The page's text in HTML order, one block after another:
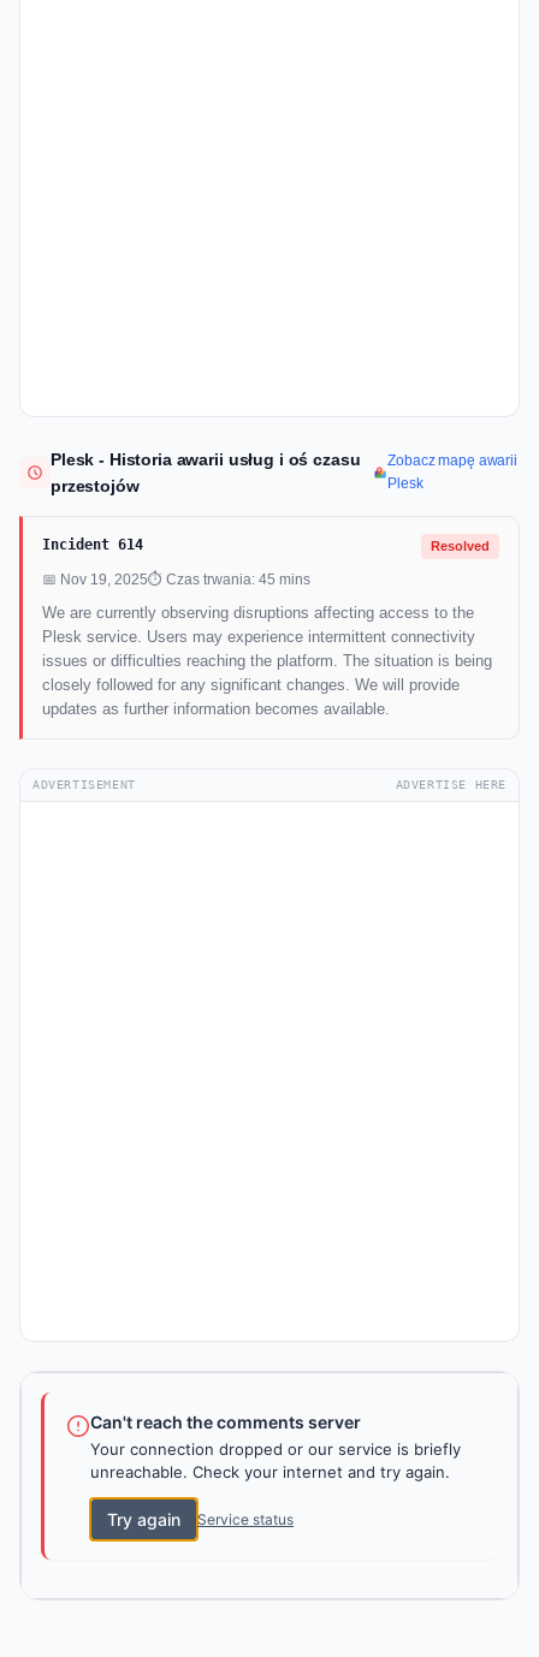
Plesk - Historia awarii usług i oś czasu
przestojów
Zobacz mapę awarii
Plesk
Incident 614 Resolved
📅 Nov 19, 2025⏱ Czas trwania: 45 mins
We are currently observing disruptions affecting access to the
Plesk service. Users may experience intermittent connectivity
issues or difficulties reaching the platform. The situation is being
closely followed for any significant changes. We will provide
updates as further information becomes available.
ADVERTISEMENT ADVERTISE HERE
Can't reach the comments server
Your connection dropped or our service is briefly
unreachable. Check your internet and try again.
Try again Service status